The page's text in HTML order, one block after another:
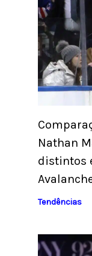
Nathan
distintos
Tendências